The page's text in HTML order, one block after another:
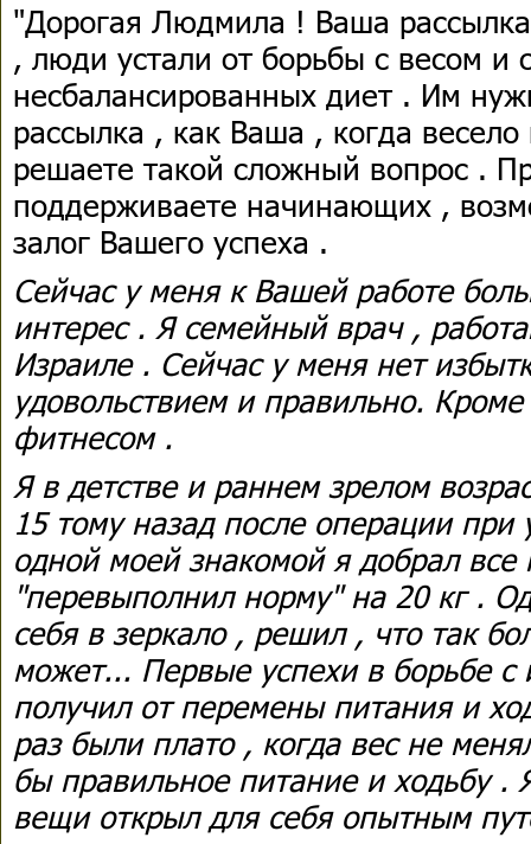
"Дорогая Людмила ! Ваша
, люди устали от борьбы с весом и
несбалансированных диет . Им
рассылка , как Ваша , когда
решаете такой сложный вопрос .
поддерживаете начинающих ,
залог Вашего успеха .
Сейчас у меня к Вашей работе
интерес . Я семейный врач ,
Израиле . Сейчас у меня нет
удовольствием и правильно.
фитнесом .
Я в детстве и раннем зрелом
15 тому назад после операции при
одной моей знакомой я добрал
"перевыполнил норму" на 20 кг .
себя в зеркало , решил , что так
может... Первые успехи в борьбе с
получил от перемены питания и
раз были плато , когда вес не
бы правильное питание и ходьбу
вещи открыл для себя опытным